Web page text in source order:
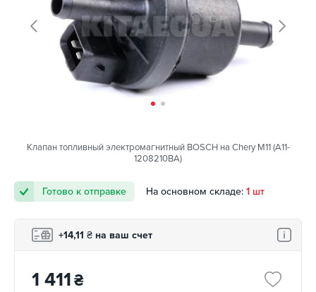
Клапан топливный электромагнитный BOSCH на Chery M11 (A11-
1208210BA)
Готово к отправке На основном складе: 1 шт
+14,11 ₴ на ваш счет
1 411₴